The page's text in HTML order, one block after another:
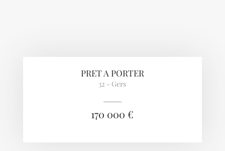
PRET A PORTER
32 - Gers
170 000 €